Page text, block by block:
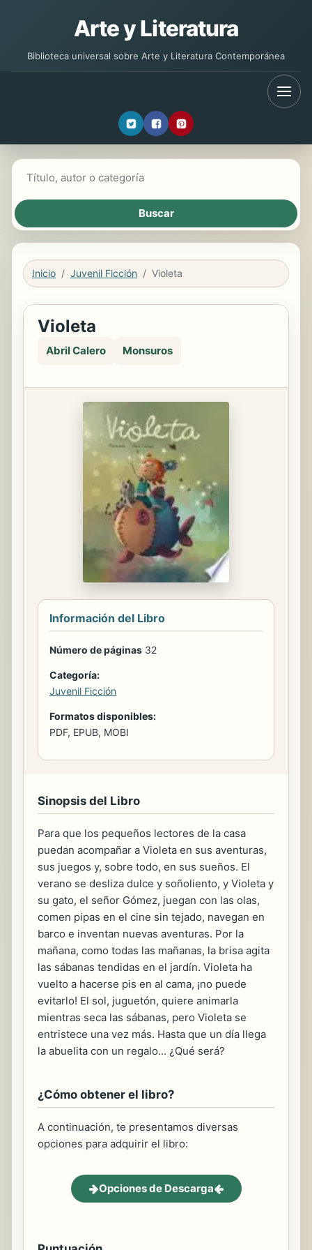
Arte y Literatura
Biblioteca universal sobre Arte y Literatura Contemporánea
Inicio Juvenil Ficción Violeta
Violeta
Abril Calero Monsuros
Información del Libro
Número de páginas 32
Categoría:
Juvenil Ficción
Formatos disponibles:
PDF, EPUB, MOBI
Sinopsis del Libro
Para que los pequeños lectores de la casa
puedan acompañar a Violeta en sus aventuras,
sus juegos y, sobre todo, en sus sueños. El
verano se desliza dulce y soñoliento, y Violeta y
su gato, el señor Gómez, juegan con las olas,
comen pipas en el cine sin tejado, navegan en
barco e inventan nuevas aventuras. Por la
mañana, como todas las mañanas, la brisa agita
las sábanas tendidas en el jardín. Violeta ha
vuelto a hacerse pis en al cama, ¡no puede
evitarlo! El sol, juguetón, quiere animarla
mientras seca las sábanas, pero Violeta se
entristece una vez más. Hasta que un día llega
la abuelita con un regalo... ¿Qué será?
¿Cómo obtener el libro?
A continuación, te presentamos diversas
opciones para adquirir el libro:
Opciones de Descarga